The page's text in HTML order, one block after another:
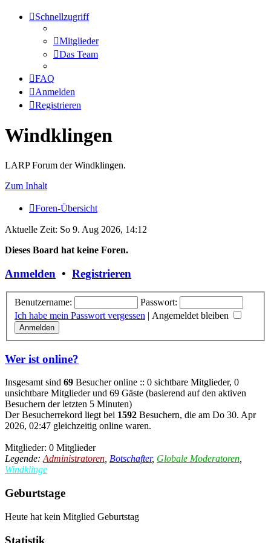
Schnellzugriff
Mitglieder
Das Team
FAQ
Anmelden
Registrieren
Windklingen
LARP Forum der Windklingen.
Zum Inhalt
Foren-Übersicht
Aktuelle Zeit: So 9. Aug 2026, 14:12
Dieses Board hat keine Foren.
Anmelden • Registrieren
Benutzername:
Passwort:
Ich habe mein Passwort vergessen | Angemeldet bleiben
Wer ist online?
Insgesamt sind 69 Besucher online :: 0 sichtbare Mitglieder, 0
unsichtbare Mitglieder und 69 Gäste (basierend auf den aktiven
Besuchern der letzten 5 Minuten)
Der Besucherrekord liegt bei 1592 Besuchern, die am Do 30. Apr
2026, 02:47 gleichzeitig online waren.
Mitglieder: 0 Mitglieder
Legende: Administratoren Botschafter, Globale Moderatoren
Windklinge
Geburtstage
Heute hat kein Mitglied Geburtstag
Statistik